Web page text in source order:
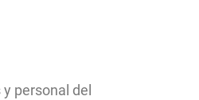
personal del